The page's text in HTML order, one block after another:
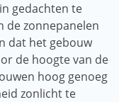
gedachten te
de zonnepanelen
dat het gebouw
de hoogte van de
hoog genoeg
zonlicht te